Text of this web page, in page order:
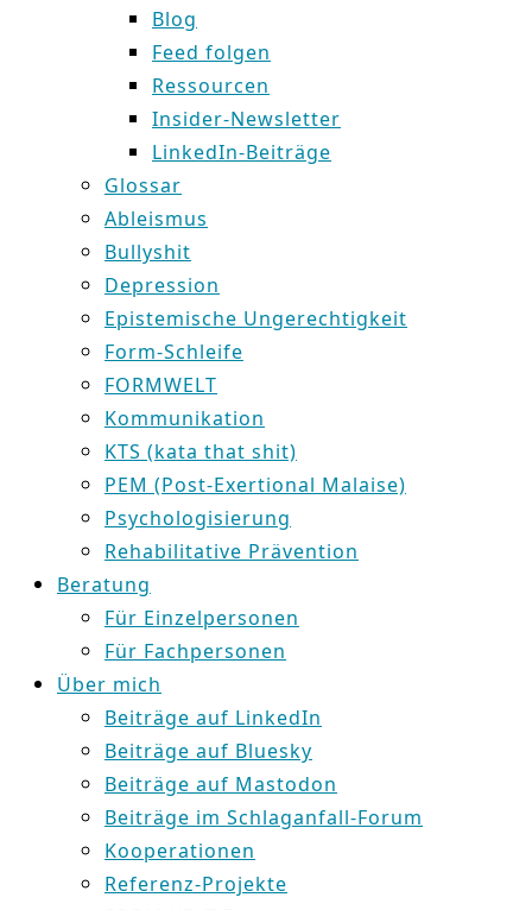
Blog
Feed folgen
Ressourcen
Insider-Newsletter
LinkedIn-Beiträge
Glossar
Ableismus
Bullyshit
Depression
Epistemische Ungerechtigkeit
Form-Schleife
FORMWELT
Kommunikation
KTS (kata that shit)
PEM (Post-Exertional Malaise)
Psychologisierung
Rehabilitative Prävention
Beratung
Für Einzelpersonen
Für Fachpersonen
Über mich
Beiträge auf LinkedIn
Beiträge auf Bluesky
Beiträge auf Mastodon
Beiträge im Schlaganfall-Forum
Kooperationen
Referenz-Projekte